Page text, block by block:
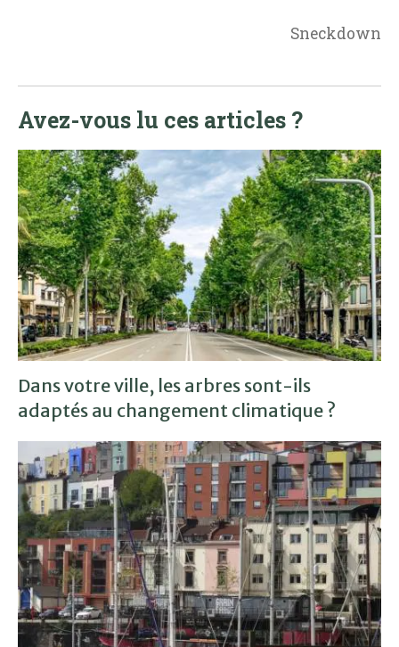
Sneckdown
Avez-vous lu ces articles ?
Dans votre ville, les arbres sont-ils
adaptés au changement climatique ?